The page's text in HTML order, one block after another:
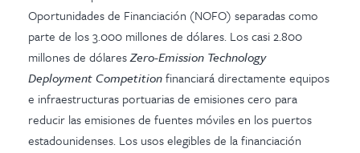
Oportunidades de Financiación (NOFO) separadas como
parte de los 3.000 millones de dólares. Los casi 2.800
millones de dólaresZero-Emission Technology
Deployment Competitionfinanciará directamente equipos
e infraestructuras portuarias de emisiones cero para
reducir las emisiones de fuentes móviles en los puertos
estadounidenses. Los usos elegibles de la financiación